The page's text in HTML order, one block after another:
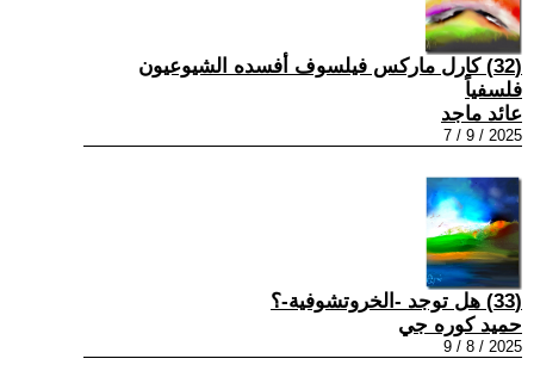
(32) كارل ماركس فيلسوف أفسده الشيوعيون
فلسفياً
عائد ماجد
2025 / 9 / 7
(33) هل توجد -الخروتشوفية-؟
حميد كوره جي
2025 / 8 / 9